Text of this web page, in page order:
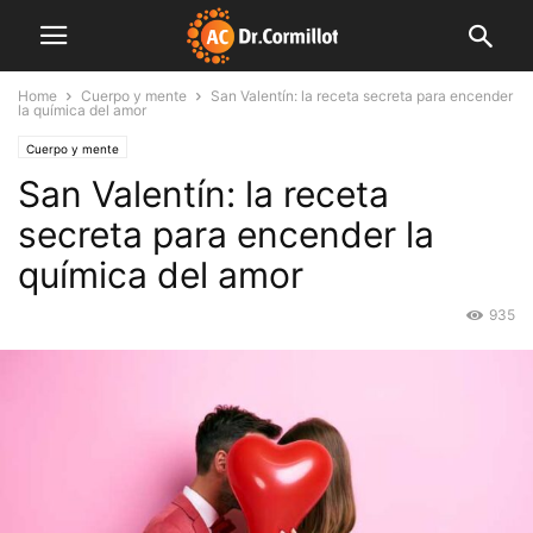
Home Cuerpo y mente
San Valentín: la receta secreta para encender
la química del amor
Cuerpo y mente
San Valentín: la receta
secreta para encender la
química del amor
935